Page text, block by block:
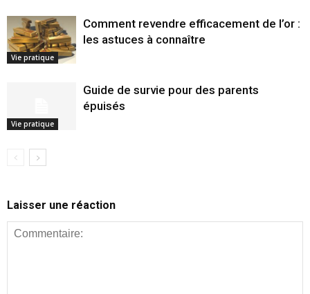
Vie pratique
Comment revendre efficacement de l’or :
les astuces à connaître
Vie pratique
Guide de survie pour des parents
épuisés
Laisser une réaction